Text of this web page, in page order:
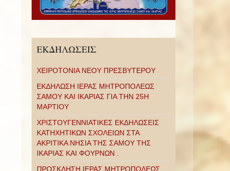
ΕΚΔΗΛΩΣΕΙΣ
ΧΕΙΡΟΤΟΝΙΑ ΝΕΟΥ ΠΡΕΣΒΥΤΕΡΟΥ
ΕΚΔΗΛΩΣΗ ΙΕΡΑΣ ΜΗΤΡΟΠΟΛΕΩΣ
ΣΑΜΟΥ ΚΑΙ ΙΚΑΡΙΑΣ ΓΙΑ ΤΗΝ 25Η
ΜΑΡΤΙΟΥ
ΧΡΙΣΤΟΥΓΕΝΝΙΑΤΙΚΕΣ ΕΚΔΗΛΩΣΕΙΣ
ΚΑΤΗΧΗΤΙΚΩΝ ΣΧΟΛΕΙΩΝ ΣΤΑ
ΑΚΡΙΤΙΚΑ ΝΗΣΙΑ ΤΗΣ ΣΑΜΟΥ ΤΗΣ
ΙΚΑΡΙΑΣ ΚΑΙ ΦΟΥΡΝΩΝ .
ΠΡΟΣΚΛΗΣΗ ΙΕΡΑΣ ΜΗΤΡΟΠΟΛΕΩΣ